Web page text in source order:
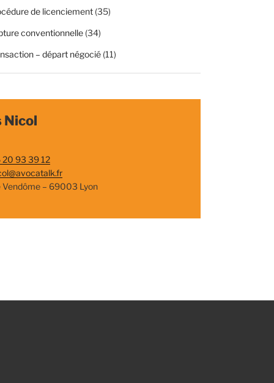
de licenciement(35)
conventionnelle(34)
– départ négocié(11)
Nicol
93 39 12
Vendôme – 69003 Lyon